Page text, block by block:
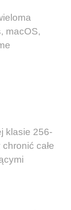
macOS,
klasie 256-
całe